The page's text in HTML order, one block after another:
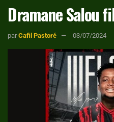
Dramane Salou
par Cafil Pastoré 03/07/2024